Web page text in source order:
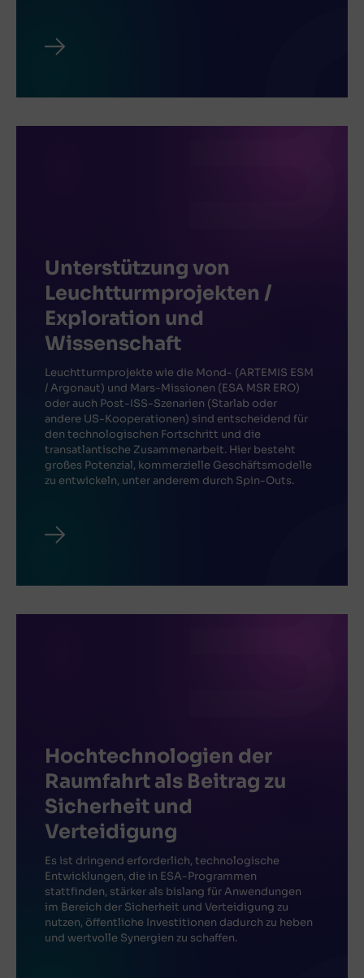
Unterstützung von
Leuchtturmprojekten /
Exploration und
Wissenschaft
Leuchtturmprojekte wie die Mond- (ARTEMIS ESM
/ Argonaut) und Mars-Missionen (ESA MSR ERO)
oder auch Post-ISS-Szenarien (Starlab oder
andere US-Kooperationen) sind entscheidend für
den technologischen Fortschritt und die
transatlantische Zusammenarbeit. Hier besteht
großes Potenzial, kommerzielle Geschäftsmodelle
zu entwickeln, unter anderem durch Spin-Outs.
Hochtechnologien der
Raumfahrt als Beitrag zu
Sicherheit und
Verteidigung
Es ist dringend erforderlich, technologische
Entwicklungen, die in ESA-Programmen
stattfinden, stärker als bislang für Anwendungen
im Bereich der Sicherheit und Verteidigung zu
nutzen, öffentliche Investitionen dadurch zu heben
und wertvolle Synergien zu schaffen.